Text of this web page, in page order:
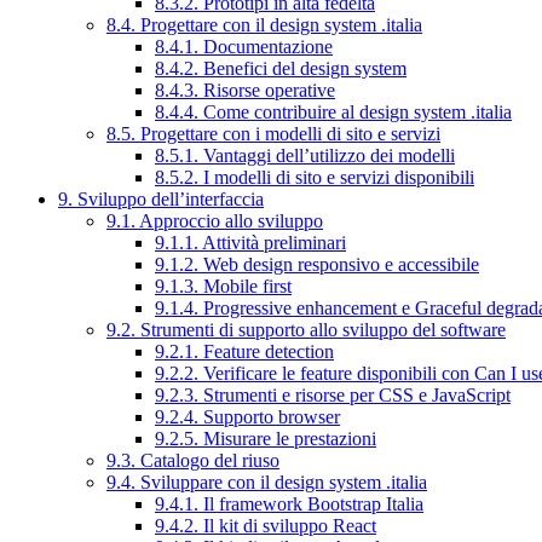
8.4. Progettare con il design system .italia
8.4.1. Documentazione
8.4.2. Benefici del design system
8.4.3. Risorse operative
8.4.4. Come contribuire al design system .italia
8.5. Progettare con i modelli di sito e servizi
8.5.1. Vantaggi dell’utilizzo dei modelli
8.5.2. I modelli di sito e servizi disponibili
9. Sviluppo dell’interfaccia
9.1. Approccio allo sviluppo
9.1.1. Attività preliminari
9.1.2. Web design responsivo e accessibile
9.1.3. Mobile first
9.1.4. Progressive enhancement e Graceful
9.2. Strumenti di supporto allo sviluppo del software
9.2.1. Feature detection
9.2.2. Verificare le feature disponibili con Can I
9.2.3. Strumenti e risorse per CSS e JavaScript
9.2.4. Supporto browser
9.2.5. Misurare le prestazioni
9.3. Catalogo del riuso
9.4. Sviluppare con il design system .italia
9.4.1. Il framework Bootstrap Italia
9.4.2. Il kit di sviluppo React